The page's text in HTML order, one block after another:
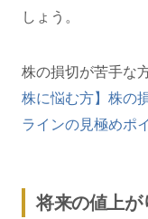
しょう。
株の損切が苦手な
株に悩む方】株の
ラインの見極めポ
将来の値上が